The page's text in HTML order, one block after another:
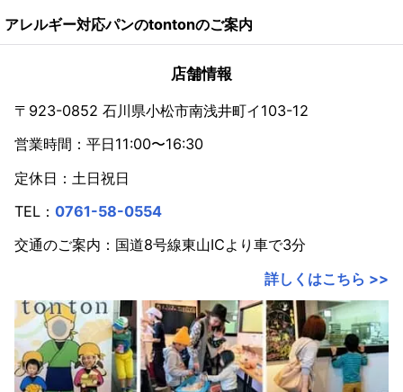
🍫 カカオは『神様の食べ物』
アレルギー対応パンのtontonのご案内
店舗情報
〒923-0852 石川県小松市南浅井町イ103-12
営業時間：平日11:00〜16:30
定休日：土日祝日
TEL： 0761-58-0554
交通のご案内：国道8号線東山ICより車で3分
詳しくはこちら >>